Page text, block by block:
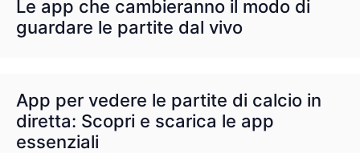
Le app che cambieranno il modo di
guardare le partite dal vivo
App per vedere le partite di calcio in
diretta: Scopri e scarica le app
essenziali